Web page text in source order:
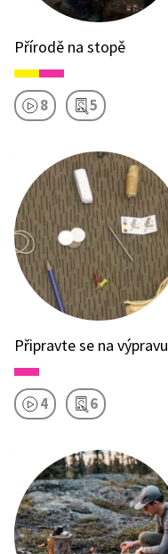
Přírodě na stopě
8 5
Připravte se na výpravu
4 6